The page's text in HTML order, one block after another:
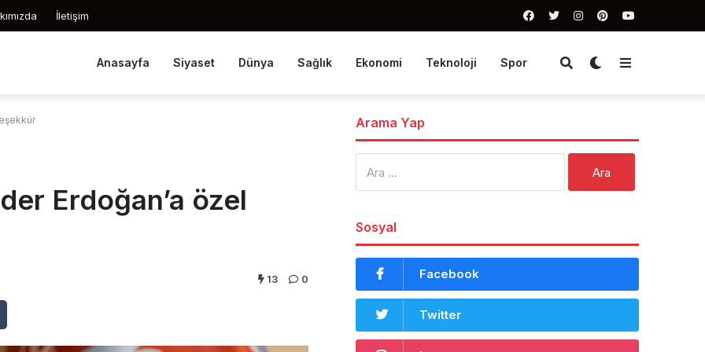
İletişim
Anasayfa Siyaset Dünya Sağlık Ekonomi Teknoloji Spor
Erdoğan’a özel
13 0
Arama Yap
Sosyal
Facebook
Twitter